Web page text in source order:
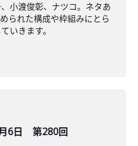
小渡俊彰、ナツコ。ネタあ
られた構成や枠組みにとら
いきます。
6日 第280回